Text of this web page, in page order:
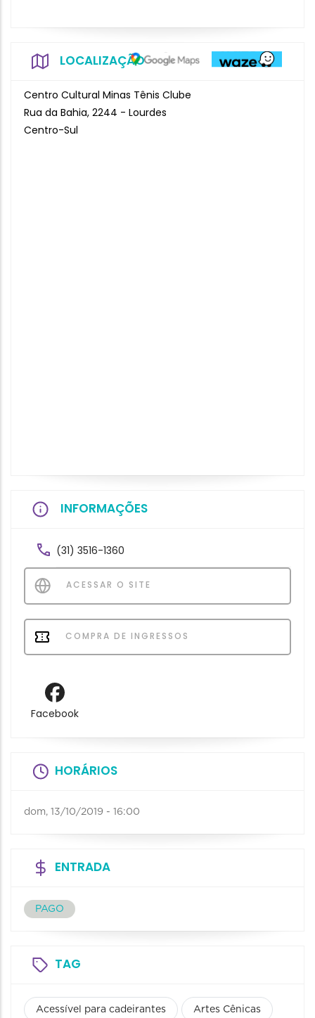
LOCALIZAÇÃO
Centro Cultural Minas Tênis Clube
Rua da Bahia, 2244 - Lourdes
Centro-Sul
INFORMAÇÕES
(31) 3516-1360
ACESSAR O SITE
COMPRA DE INGRESSOS
Facebook
HORÁRIOS
dom, 13/10/2019 - 16:00
ENTRADA
PAGO
TAG
Acessível para cadeirantes Artes Cênicas